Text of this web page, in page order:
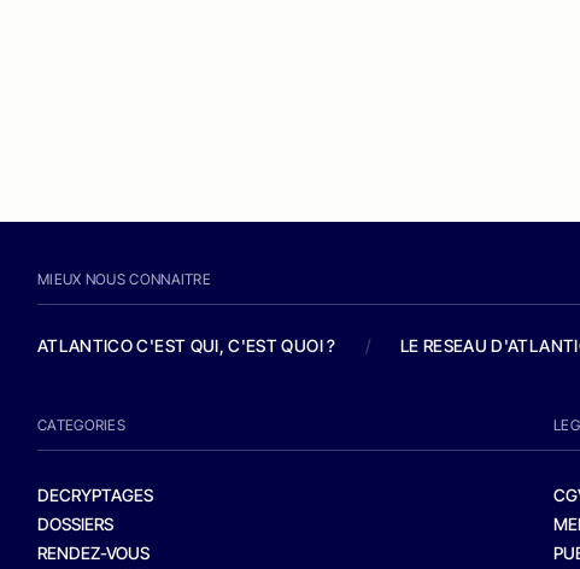
MIEUX NOUS CONNAITRE
ATLANTICO C'EST QUI, C'EST QUOI ? / LE RESEAU
CATEGORIES
DECRYPTAGES
DOSSIERS
RENDEZ-VOUS